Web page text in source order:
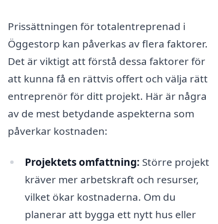
Prissättningen för totalentreprenad i
Öggestorp kan påverkas av flera faktorer.
Det är viktigt att förstå dessa faktorer för
att kunna få en rättvis offert och välja rätt
entreprenör för ditt projekt. Här är några
av de mest betydande aspekterna som
påverkar kostnaden:
Projektets omfattning: Större projekt
kräver mer arbetskraft och resurser,
vilket ökar kostnaderna. Om du
planerar att bygga ett nytt hus eller